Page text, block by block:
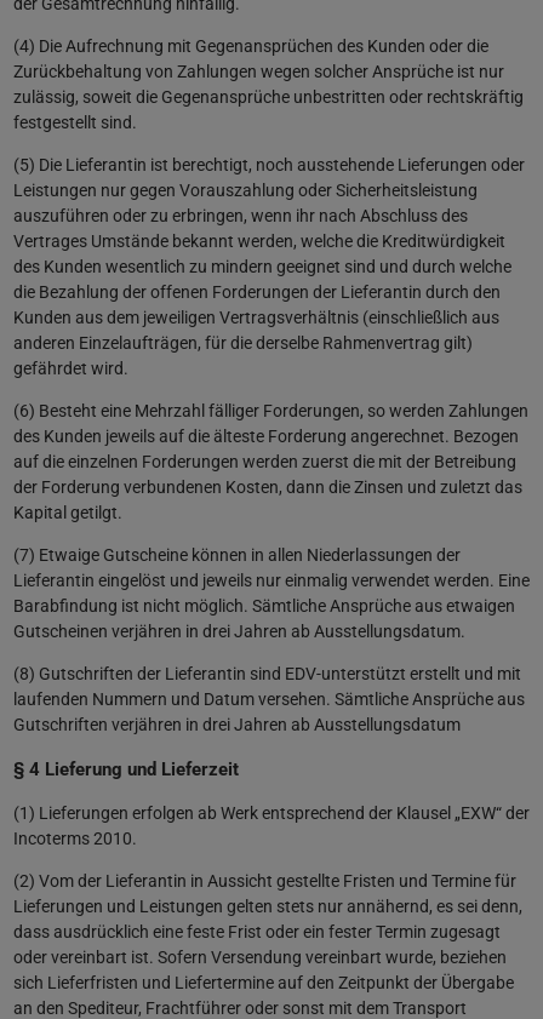
(4) Die Aufrechnung mit Gegenansprüchen des Kunden oder die
Zurückbehaltung von Zahlungen wegen solcher Ansprüche ist nur
zulässig, soweit die Gegenansprüche unbestritten oder rechtskräftig
festgestellt sind.
(5) Die Lieferantin ist berechtigt, noch ausstehende Lieferungen oder
Leistungen nur gegen Vorauszahlung oder Sicherheitsleistung
auszuführen oder zu erbringen, wenn ihr nach Abschluss des
Vertrages Umstände bekannt werden, welche die Kreditwürdigkeit
des Kunden wesentlich zu mindern geeignet sind und durch welche
die Bezahlung der offenen Forderungen der Lieferantin durch den
Kunden aus dem jeweiligen Vertragsverhältnis (einschließlich aus
anderen Einzelaufträgen, für die derselbe Rahmenvertrag gilt)
gefährdet wird.
(6) Besteht eine Mehrzahl fälliger Forderungen, so werden Zahlungen
des Kunden jeweils auf die älteste Forderung angerechnet. Bezogen
auf die einzelnen Forderungen werden zuerst die mit der Betreibung
der Forderung verbundenen Kosten, dann die Zinsen und zuletzt das
Kapital getilgt.
(7) Etwaige Gutscheine können in allen Niederlassungen der
Lieferantin eingelöst und jeweils nur einmalig verwendet werden. Eine
Barabfindung ist nicht möglich. Sämtliche Ansprüche aus etwaigen
Gutscheinen verjähren in drei Jahren ab Ausstellungsdatum.
(8) Gutschriften der Lieferantin sind EDV-unterstützt erstellt und mit
laufenden Nummern und Datum versehen. Sämtliche Ansprüche aus
Gutschriften verjähren in drei Jahren ab Ausstellungsdatum
§ 4 Lieferung und Lieferzeit
(1) Lieferungen erfolgen ab Werk entsprechend der Klausel „EXW“ der
Incoterms 2010.
(2) Vom der Lieferantin in Aussicht gestellte Fristen und Termine für
Lieferungen und Leistungen gelten stets nur annähernd, es sei denn,
dass ausdrücklich eine feste Frist oder ein fester Termin zugesagt
oder vereinbart ist. Sofern Versendung vereinbart wurde, beziehen
sich Lieferfristen und Liefertermine auf den Zeitpunkt der Übergabe
an den Spediteur, Frachtführer oder sonst mit dem Transport